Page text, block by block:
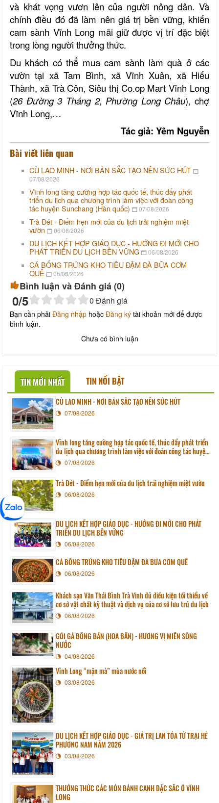
và khát vọng vươn lên của người nông dân. Và
chính điều đó đã làm nên giá trị bền vững, khiến
cam sành Vĩnh Long mãi giữ được vị trí đặc biệt
trong lòng người thưởng thức.
Du khách có thể mua cam sành làm quà ở các
vườn tại xã Tam Bình, xã Vĩnh Xuân, xã Hiếu
Thành, xã Trà Côn, Siêu thị Co.op Mart Vĩnh Long
(26 Đường 3 Tháng 2, Phường Long Châu), chợ
Vĩnh Long,…
Tác giả: Yêm Nguyễn
Bài viết liên quan
CÙ LAO MINH - NƠI BẢN SẮC TẠO NÊN SỨC HÚT
07/08/2026
Vĩnh long tăng cường hợp tác quốc tế, thúc đẩy phát
triển du lịch qua chương trình làm việc với đoàn công
tác huyện Sunchang (Hàn quốc)
07/08/2026
Trà Đét - Điểm hẹn mới của du lịch trải nghiệm miệt
vườn
06/08/2026
DU LỊCH KẾT HỢP GIÁO DỤC - HƯỚNG ĐI MỚI CHO
PHÁT TRIỂN DU LỊCH BỀN VỮNG
06/08/2026
CÁ BỐNG TRỨNG KHO TIÊU ĐẬM ĐÀ BỮA CƠM
QUÊ
06/08/2026
Bình luận và Đánh giá (0)
0/5 0 Đánh giá
Bạn cần phải Đăng nhập hoặc Đăng ký tài khoản mới để được
bình luận.
Chưa có bình luận
TIN MỚI NHẤT TIN NỔI BẬT
CÙ LAO MINH - NƠI BẢN SẮC TẠO NÊN SỨC HÚT
07/08/2026
Vĩnh long tăng cường hợp tác quốc tế, thúc đẩy phát triển
du lịch qua chương trình làm việc với đoàn công tác huyện
Sunchang (Hàn quốc)
07/08/2026
Trà Đét - Điểm hẹn mới của du lịch trải nghiệm miệt vườn
06/08/2026
DU LỊCH KẾT HỢP GIÁO DỤC - HƯỚNG ĐI MỚI CHO PHÁT
TRIỂN DU LỊCH BỀN VỮNG
06/08/2026
CÁ BỐNG TRỨNG KHO TIÊU ĐẬM ĐÀ BỮA CƠM QUÊ
06/08/2026
Khách sạn Văn Thái Bình Trà Vinh đủ điều kiện tối thiểu về
cơ sở vật chất kỹ thuật và dịch vụ của cơ sở lưu trú du lịch
06/08/2026
GỎI GÀ BÔNG BẦN (HOA BẦN) - HƯƠNG VỊ MIỀN SÔNG
NƯỚC
04/08/2026
Vĩnh Long “mặn mà” mùa nước nổi
03/08/2026
DU LỊCH KẾT HỢP GIÁO DỤC - GIÁ TRỊ LAN TỎA TỪ TRẠI HÈ
PHƯƠNG NAM NĂM 2026
03/08/2026
THƯỞNG THỨC CÁC MÓN BÁNH CANH ĐẶC SẮC Ở VĨNH
LONG